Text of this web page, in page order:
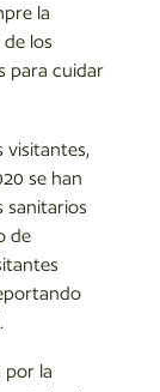
la
los
para cuidar
visitantes,
se han
sanitarios
de
por la